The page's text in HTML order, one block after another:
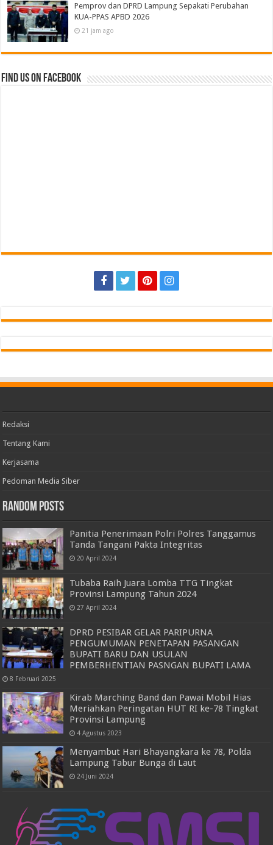
Pemprov dan DPRD Lampung Sepakati Perubahan
KUA-PPAS APBD 2026
21 jam ago
Find us on Facebook
Redaksi
Tentang Kami
Kerjasama
Pedoman Media Siber
Random Posts
Panitia Penerimaan Polri Polres Tanggamus
Tanda Tangani Pakta Integritas
20 April 2024
Tubaba Raih Juara Lomba TTG Tingkat
Provinsi Lampung Tahun 2024
27 April 2024
DPRD PESIBAR GELAR PARIPURNA
PENGUMUMAN PENETAPAN PASANGAN
BUPATI BARU DAN USULAN
PEMBERHENTIAN PASNGAN BUPATI LAMA
8 Februari 2025
Kirab Marching Band dan Pawai Mobil Hias
Meriahkan Peringatan HUT RI ke-78 Tingkat
Provinsi Lampung
4 Agustus 2023
Menyambut Hari Bhayangkara ke 78, Polda
Lampung Tabur Bunga di Laut
24 Juni 2024